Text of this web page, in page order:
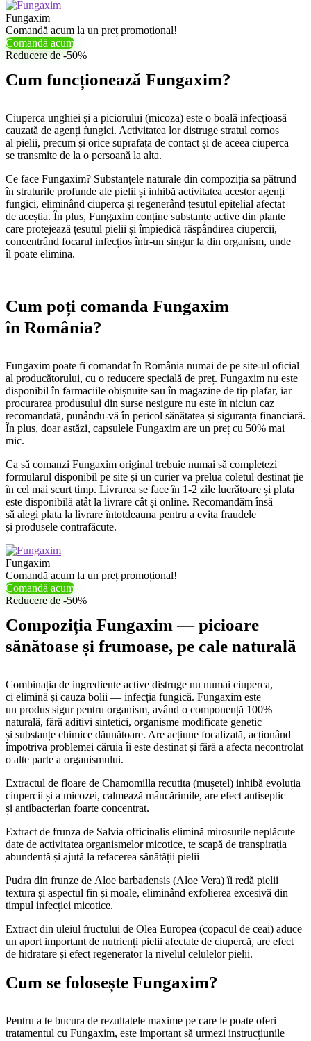
Fungaxim
Comandă acum la un preț promoțional!
Comandă acum
Reducere de -50%
Cum funcționează Fungaxim?
Ciuperca unghiei și a piciorului (micoza) este o boală infecțioasă
cauzată de agenți fungici. Activitatea lor distruge stratul cornos
al pielii, precum și orice suprafața de contact și de aceea ciuperca
se transmite de la o persoană la alta.
Ce face Fungaxim? Substanțele naturale din compoziția sa pătrund
în straturile profunde ale pielii și inhibă activitatea acestor agenți
fungici, eliminând ciuperca și regenerând țesutul epitelial afectat
de aceștia. În plus, Fungaxim conține substanțe active din plante
care protejează țesutul pielii și împiedică răspândirea ciupercii,
concentrând focarul infecțios într-un singur la din organism, unde
îl poate elimina.
Cum poți comanda Fungaxim
în România?
Fungaxim poate fi comandat în România numai de pe site-ul oficial
al producătorului, cu o reducere specială de preț. Fungaxim nu este
disponibil în farmaciile obișnuite sau în magazine de tip plafar, iar
procurarea produsului din surse nesigure nu este în niciun caz
recomandată, punându-vă în pericol sănătatea și siguranța financiară.
În plus, doar astăzi, capsulele Fungaxim are un preț cu 50% mai
mic.
Ca să comanzi Fungaxim original trebuie numai să completezi
formularul disponibil pe site și un curier va prelua coletul destinat ție
în cel mai scurt timp. Livrarea se face în 1-2 zile lucrătoare și plata
este disponibilă atât la livrare cât și online. Recomandăm însă
să alegi plata la livrare întotdeauna pentru a evita fraudele
și produsele contrafăcute.
Fungaxim
Comandă acum la un preț promoțional!
Comandă acum
Reducere de -50%
Compoziția Fungaxim — picioare
sănătoase și frumoase, pe cale naturală
Combinația de ingrediente active distruge nu numai ciuperca,
ci elimină și cauza bolii — infecția fungică. Fungaxim este
un produs sigur pentru organism, având o componență 100%
naturală, fără aditivi sintetici, organisme modificate genetic
și substanțe chimice dăunătoare. Are acțiune focalizată, acționând
împotriva problemei căruia îi este destinat și fără a afecta necontrolat
o alte parte a organismului.
Extractul de floare de Chamomilla recutita (mușețel) inhibă evoluția
ciupercii și a micozei, calmează mâncărimile, are efect antiseptic
și antibacterian foarte concentrat.
Extract de frunza de Salvia officinalis elimină mirosurile neplăcute
date de activitatea organismelor micotice, te scapă de transpirația
abundentă și ajută la refacerea sănătății pielii
Pudra din frunze de Aloe barbadensis (Aloe Vera) îi redă pielii
textura și aspectul fin și moale, eliminând exfolierea excesivă din
timpul infecției micotice.
Extract din uleiul fructului de Olea Europea (copacul de ceai) aduce
un aport important de nutrienți pielii afectate de ciupercă, are efect
de hidratare și efect regenerator la nivelul celulelor pielii.
Cum se folosește Fungaxim?
Pentru a te bucura de rezultatele maxime pe care le poate oferi
tratamentul cu Fungaxim, este important să urmezi instrucțiunile